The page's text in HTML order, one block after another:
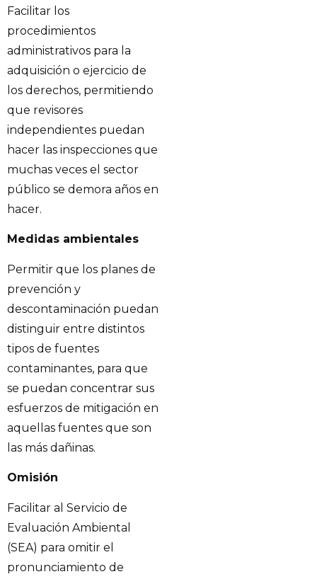
Facilitar los
procedimientos
administrativos para la
adquisición o ejercicio de
los derechos, permitiendo
que revisores
independientes puedan
hacer las inspecciones que
muchas veces el sector
público se demora años en
hacer.
Medidas ambientales
Permitir que los planes de
prevención y
descontaminación puedan
distinguir entre distintos
tipos de fuentes
contaminantes, para que
se puedan concentrar sus
esfuerzos de mitigación en
aquellas fuentes que son
las más dañinas.
Omisión
Facilitar al Servicio de
Evaluación Ambiental
(SEA) para omitir el
pronunciamiento de